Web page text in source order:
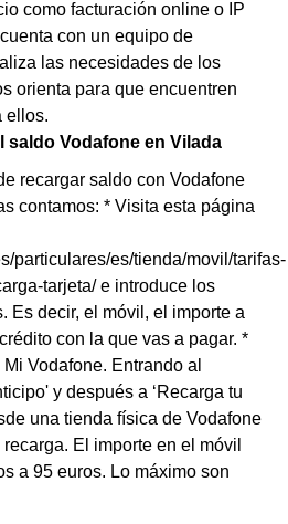
como facturación online o IP
con un equipo de
las necesidades de los
orienta para que encuentren
ellos.
saldo Vodafone en Vilada
recargar saldo con Vodafone
contamos: * Visita esta página
particulares/es/tienda/movil/tarifas-
tarjeta/ e introduce los
Es decir, el móvil, el importe a
con la que vas a pagar. *
Vodafone. Entrando al
y después a ‘Recarga tu
una tienda física de Vodafone
El importe en el móvil
a 95 euros. Lo máximo son